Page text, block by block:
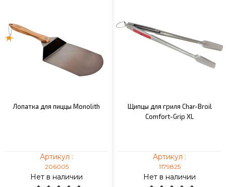
Лопатка для пиццы Monolith
Артикул :
206005
Нет в наличии
Щипцы для гриля Char-Broil
Comfort-Grip XL
Артикул :
1179825
Нет в наличии